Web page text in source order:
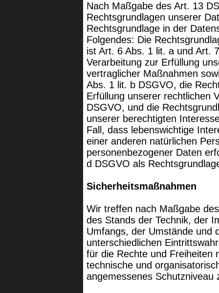
Nach Maßgabe des Art. 13
Rechtsgrundlagen unserer
Rechtsgrundlage in der
Folgendes: Die
ist Art. 6 Abs. 1 lit. a und Art.
Verarbeitung zur Erfüllung
vertraglicher Maßnahmen
Abs. 1 lit. b DSGVO, die
Erfüllung unserer rechtlichen
DSGVO, und die
unserer berechtigten
Fall, dass lebenswichtige
einer anderen natürlichen
personenbezogener Daten
d DSGVO als
Sicherheitsmaßnahmen
Wir treffen nach Maßgabe
des Stands der Technik, der
Umfangs, der Umstände und
unterschiedlichen
für die Rechte und Freiheiten
technische und
angemessenes Schutzniveau